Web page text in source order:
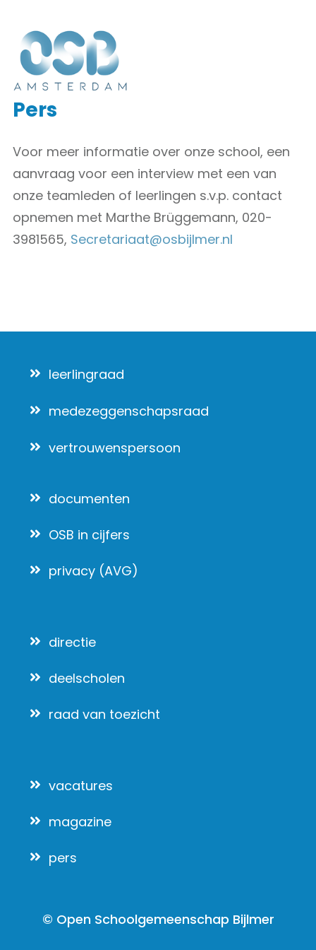
Pers
Voor meer informatie over onze school, een
aanvraag voor een interview met een van
onze teamleden of leerlingen s.v.p. contact
opnemen met Marthe Brüggemann, 020-
3981565, Secretariaat@osbijlmer.nl
leerlingraad
medezeggenschapsraad
vertrouwenspersoon
documenten
OSB in cijfers
privacy (AVG)
directie
deelscholen
raad van toezicht
vacatures
magazine
pers
© Open Schoolgemeenschap Bijlmer